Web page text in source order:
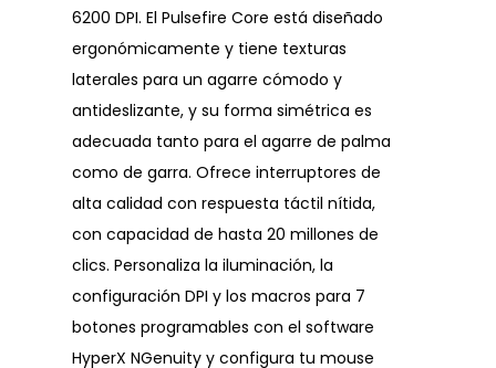
6200 DPI. El Pulsefire Core está diseñado
ergonómicamente y tiene texturas
laterales para un agarre cómodo y
antideslizante, y su forma simétrica es
adecuada tanto para el agarre de palma
como de garra. Ofrece interruptores de
alta calidad con respuesta táctil nítida,
con capacidad de hasta 20 millones de
clics. Personaliza la iluminación, la
configuración DPI y los macros para 7
botones programables con el software
HyperX NGenuity y configura tu mouse